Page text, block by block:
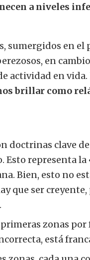
a niveles
sumergidos en
en
actividad en vida.
brillar como
doctrinas clave
Esto representa
Bien, esto no
que ser
primeras zonas
está